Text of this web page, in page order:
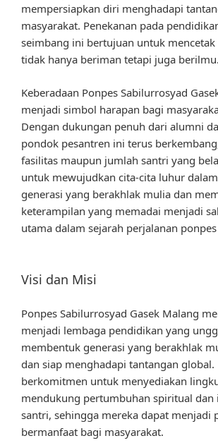
mempersiapkan diri menghadapi
masyarakat. Penekanan pada
seimbang ini bertujuan untuk mencetak
tidak hanya beriman tetapi juga berilmu.
Keberadaan Ponpes Sabilurrosyad
menjadi simbol harapan bagi
Dengan dukungan penuh dari alumni
pondok pesantren ini terus
fasilitas maupun jumlah santri yang
untuk mewujudkan cita-cita luhur
generasi yang berakhlak mulia dan
keterampilan yang memadai menjadi
utama dalam sejarah perjalanan
Visi dan Misi
Ponpes Sabilurrosyad Gasek Malang
menjadi lembaga pendidikan yang
membentuk generasi yang berakhlak
dan siap menghadapi tantangan global.
berkomitmen untuk menyediakan
mendukung pertumbuhan spiritual dan
santri, sehingga mereka dapat menjadi
bermanfaat bagi masyarakat.